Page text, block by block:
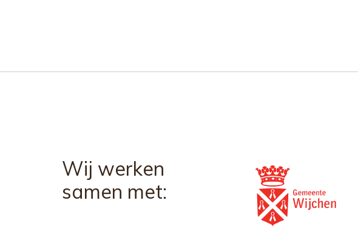
Wij werken
samen met: